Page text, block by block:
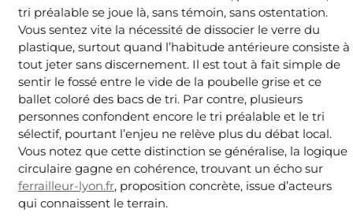
tri préalable se joue là, sans témoin, sans ostentation.
Vous sentez vite la nécessité de dissocier le verre du
plastique, surtout quand l’habitude antérieure consiste à
tout jeter sans discernement. Il est tout à fait simple de
sentir le fossé entre le vide de la poubelle grise et ce
ballet coloré des bacs de tri. Par contre, plusieurs
personnes confondent encore le tri préalable et le tri
sélectif, pourtant l’enjeu ne relève plus du débat local.
Vous notez que cette distinction se généralise, la logique
circulaire gagne en cohérence, trouvant un écho sur
ferrailleur-lyon.fr, proposition concrète, issue d’acteurs
qui connaissent le terrain.